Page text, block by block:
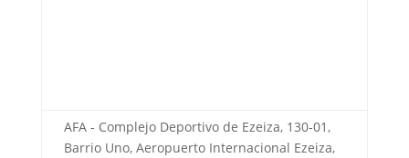
AFA - Complejo Deportivo de Ezeiza, 130-01,
Barrio Uno, Aeropuerto Internacional Ezeiza,